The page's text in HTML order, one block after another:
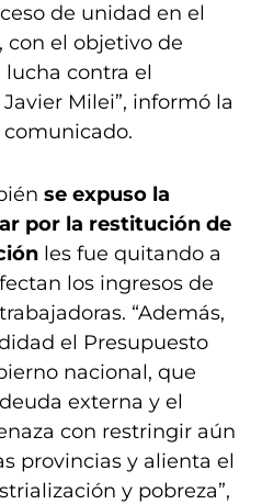
de unidad en el
con el objetivo de
contra el
Milei”, informó la
se expuso la
por la restitución de
les fue quitando a
los ingresos de
“Además,
el Presupuesto
nacional, que
externa y el
con restringir aún
provincias y alienta el
y pobreza”,